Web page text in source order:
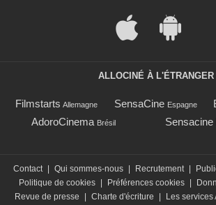
ALLOCINÉ À L'ÉTRANGER
Filmstarts Allemagne SensaCine Espagne
AdoroCinema Brésil
Contact | Qui sommes-nous | Recrutement |
Politique de cookies | Préférences cookies |
Revue de presse
| Charte d'écriture | Les services